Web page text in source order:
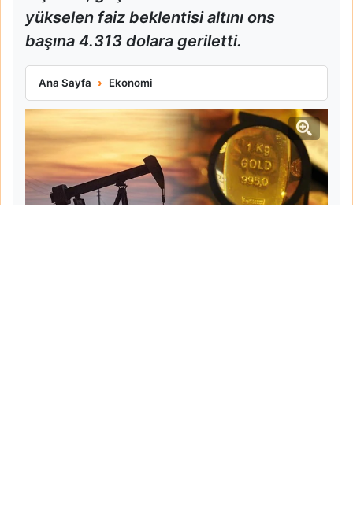
yükselen faiz beklentisi altını ons
başına 4.313 dolara geriletti.
Ana Sayfa Ekonomi
Orta Doğu Gerilimi Petrolü Yükseltti Altını Düşürdü